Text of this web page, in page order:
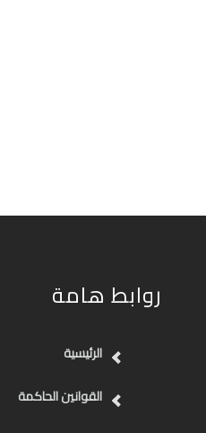
روابط هامة
الرئيسية
القوانين الحاكمة